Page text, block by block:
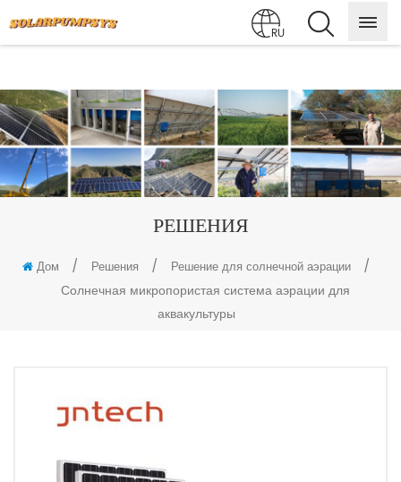
RU
РЕШЕНИЯ
Дом / Решения / Решение для солнечной аэрации
/
Солнечная микропористая система аэрации для
аквакультуры